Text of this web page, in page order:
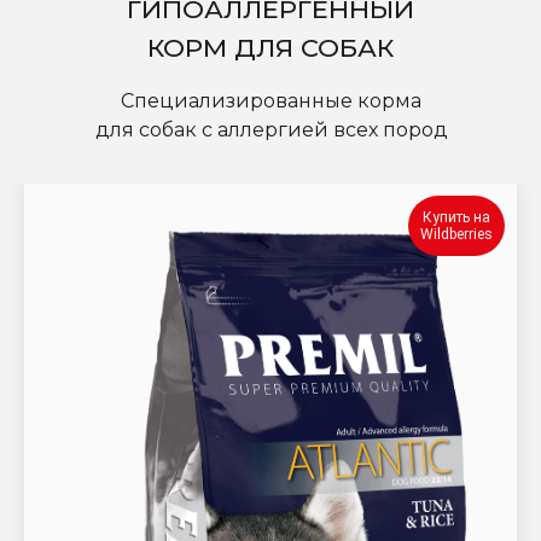
ГИПОАЛЛЕРГЕННЫЙ
КОРМ ДЛЯ СОБАК
Специализированные корма
для собак с аллергией всех пород
Купить на
Wildberries